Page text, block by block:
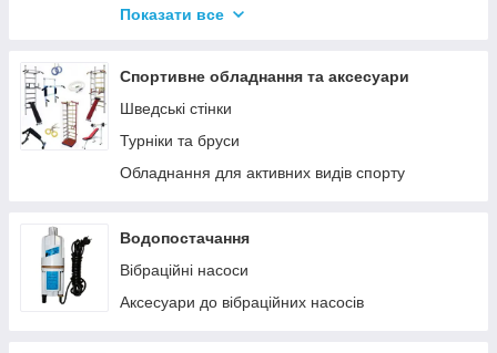
Термоси
Показати все
Спортивне обладнання та аксесуари
Шведські стінки
Турніки та бруси
Обладнання для активних видів спорту
Водопостачання
Вібраційні насоси
Аксесуари до вібраційних насосів